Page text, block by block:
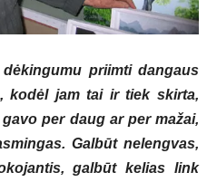
priimti dangaus
kodėl jam tai ir tiek skirta,
per daug ar per mažai,
Galbūt nelengvas,
galbūt kelias link